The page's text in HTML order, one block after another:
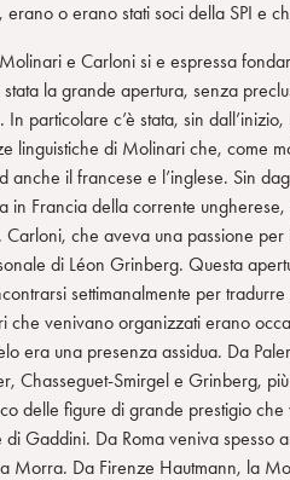
erano o erano stati soci della SPI e
Molinari e Carloni si e espressa
stata la grande apertura, senza
In particolare c’è stata, sin
linguistiche di Molinari che, come
anche il francese e l’inglese. Sin
in Francia della corrente
Carloni, che aveva una passione
di Léon Grinberg. Questa
settimanalmente per
che venivano organizzati erano
era una presenza assidua. Da
Chasseguet-Smirgel e Grinberg,
delle figure di grande prestigio
di Gaddini. Da Roma veniva spesso
Morra. Da Firenze Hautmann, la